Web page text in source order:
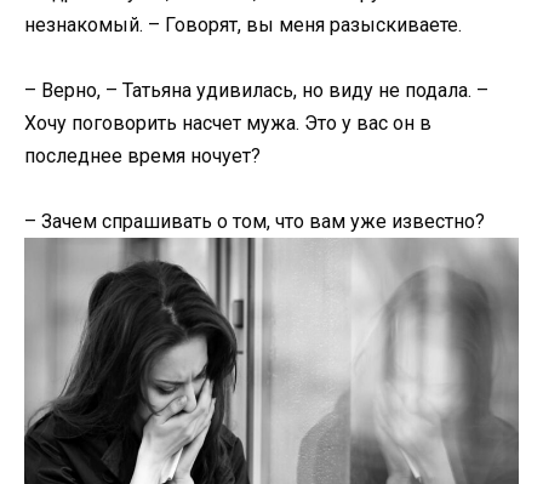
незнакомый. – Говорят, вы меня разыскиваете.
– Верно, – Татьяна удивилась, но виду не подала. –
Хочу поговорить насчет мужа. Это у вас он в
последнее время ночует?
– Зачем спрашивать о том, что вам уже известно?